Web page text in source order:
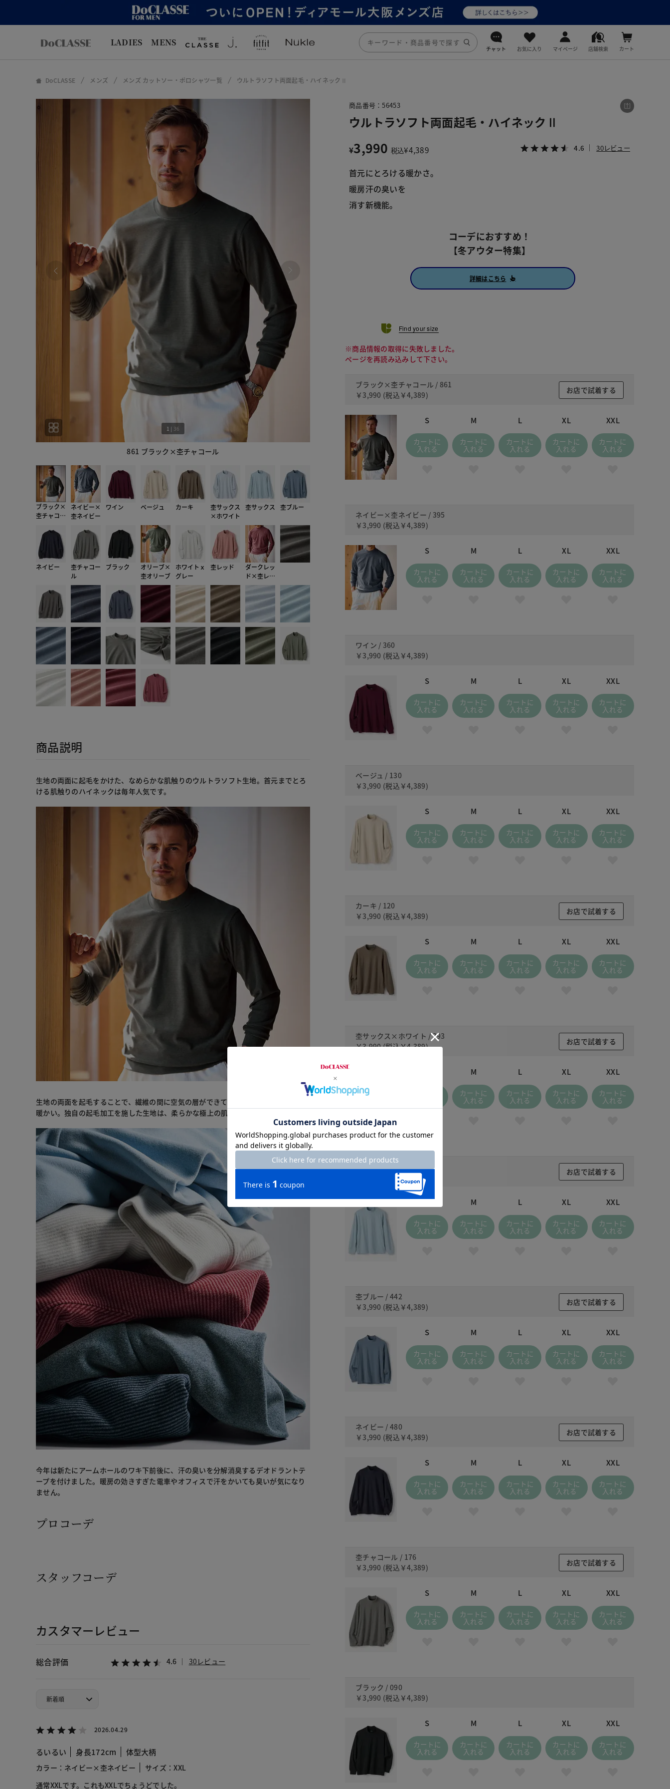
LADIES MENS
チャット お気に入り マイページ 店舗検索 カート
DoCLASSE メンズ メンズ カットソー・ポロシャツ一覧 ウルトラソフト両面起毛・ハイネックⅡ
861 ブラック×杢チャコール 395 ネイビー×杢ネイビー
1 | 36
ブラック×
杢チャコー
ネイビー×
杢ネイビー
ワイン ベージュ カーキ
杢サックス
×ホワイト
杢サックス 杢ブルー
ネイビー
杢チャコー
ル
ブラック
オリーブ×
杢オリーブ
ホワイトｘ
グレー
杢レッド
ダークレッ
ド×杢レッ
ド
商品説明
生地の両面に起毛をかけた、なめらかな肌触りのウルトラソフト生地。首元までとろ
ける肌触りのハイネックは毎年人気です。
生地の両面を起毛することで、繊維の間に空気の層ができて熱を逃さず、薄手なのに
暖かい。独自の起毛加工を施した生地は、柔らかな極上の肌触りです。
今年は新たにアームホールのワキ下前後に、汗の臭いを分解消臭するデオドラントテ
ープを付けました。暖房の効きすぎた電車やオフィスで汗をかいても臭いが気になり
ません。
プロコーデ
スタッフコーデ
カスタマーレビュー
総合評価 4.6 30レビュー
2026.04.29
るいるい 身長172cm 体型大柄
カラー：ネイビー×杢ネイビー
サイズ：XXL
通常XXLです。これもXXLでちょうどでした。
商品番号：56453
ウルトラソフト両面起毛・ハイネックⅡ
¥3,990 税込¥4,389 4.6 30レビュー
首元にとろける暖かさ。
暖房汗の臭いを
消す新機能。
コーデにおすすめ！
【冬アウター特集】
詳細はこちら
Find your size
※商品情報の取得に失敗しました。
ページを再読み込みして下さい。
ブラック×杢チャコール / 861
￥3,990 (税込 ￥4,389)
お店で試着する
S
カートに
入れる
M
カートに
入れる
L
カートに
入れる
XL
カートに
入れる
XXL
カートに
入れる
ネイビー×杢ネイビー / 395
￥3,990 (税込 ￥4,389)
S
カートに
入れる
M
カートに
入れる
L
カートに
入れる
XL
カートに
入れる
XXL
カートに
入れる
ワイン / 360
￥3,990 (税込 ￥4,389)
S
カートに
入れる
M
カートに
入れる
L
カートに
入れる
XL
カートに
入れる
XXL
カートに
入れる
ベージュ / 130
￥3,990 (税込 ￥4,389)
S
カートに
入れる
M
カートに
入れる
L
カートに
入れる
XL
カートに
入れる
XXL
カートに
入れる
カーキ / 120
￥3,990 (税込 ￥4,389)
お店で試着する
S
カートに
入れる
M
カートに
入れる
L
カートに
入れる
XL
カートに
入れる
XXL
カートに
入れる
杢サックス×ホワイト / 393
￥3,990(税込￥4,389)
お店で試着する
M
カートに
入れる
L
カートに
入れる
XL
カートに
入れる
XXL
カートに
入れる
杢サックス / 397
(税込 ￥4,389)
お店で試着する
S
カートに
入れる
M
カートに
入れる
L
カートに
入れる
XL
カートに
入れる
XXL
カートに
入れる
杢ブルー / 442
￥3,990 (税込 ￥4,389)
お店で試着する
S
カートに
入れる
M
カートに
入れる
L
カートに
入れる
XL
カートに
入れる
XXL
カートに
入れる
ネイビー / 480
￥3,990 (税込 ￥4,389)
お店で試着する
S
カートに
入れる
M
カートに
入れる
L
カートに
入れる
XL
カートに
入れる
XXL
カートに
入れる
杢チャコール / 176
￥3,990 (税込 ￥4,389)
お店で試着する
S
カートに
入れる
M
カートに
入れる
L
カートに
入れる
XL
カートに
入れる
XXL
カートに
入れる
ブラック / 090
￥3,990 (税込 ￥4,389)
S
カートに
入れる
M
カートに
入れる
L
カートに
入れる
XL
カートに
入れる
XXL
カートに
入れる